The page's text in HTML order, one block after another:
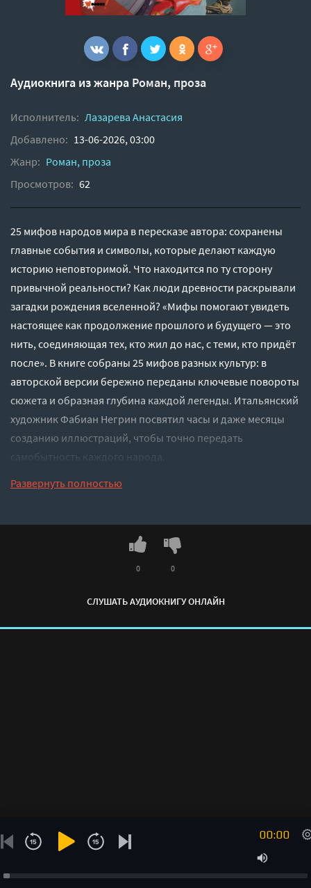
Аудиокнига из жанра Роман, проза
Исполнитель: Лазарева Анастасия
Добавлено: 13-06-2026, 03:00
Жанр: Роман, проза
Просмотров: 62
25 мифов народов мира в пересказе автора: сохранены
главные события и символы, которые делают каждую
историю неповторимой. Что находится по ту сторону
привычной реальности? Как люди древности раскрывали
загадки рождения вселенной? «Мифы помогают увидеть
настоящее как продолжение прошлого и будущего — это
нить, соединяющая тех, кто жил до нас, с теми, кто придёт
после». В книге собраны 25 мифов разных культур: в
авторской версии бережно переданы ключевые повороты
сюжета и образная глубина каждой легенды. Итальянский
художник Фабиан Негрин посвятил часы и даже месяцы
созданию иллюстраций, чтобы точно передать
самобытность каждого народа.
Развернуть полностью
СЛУШАТЬ АУДИОКНИГУ ОНЛАЙН
0 0
00:00